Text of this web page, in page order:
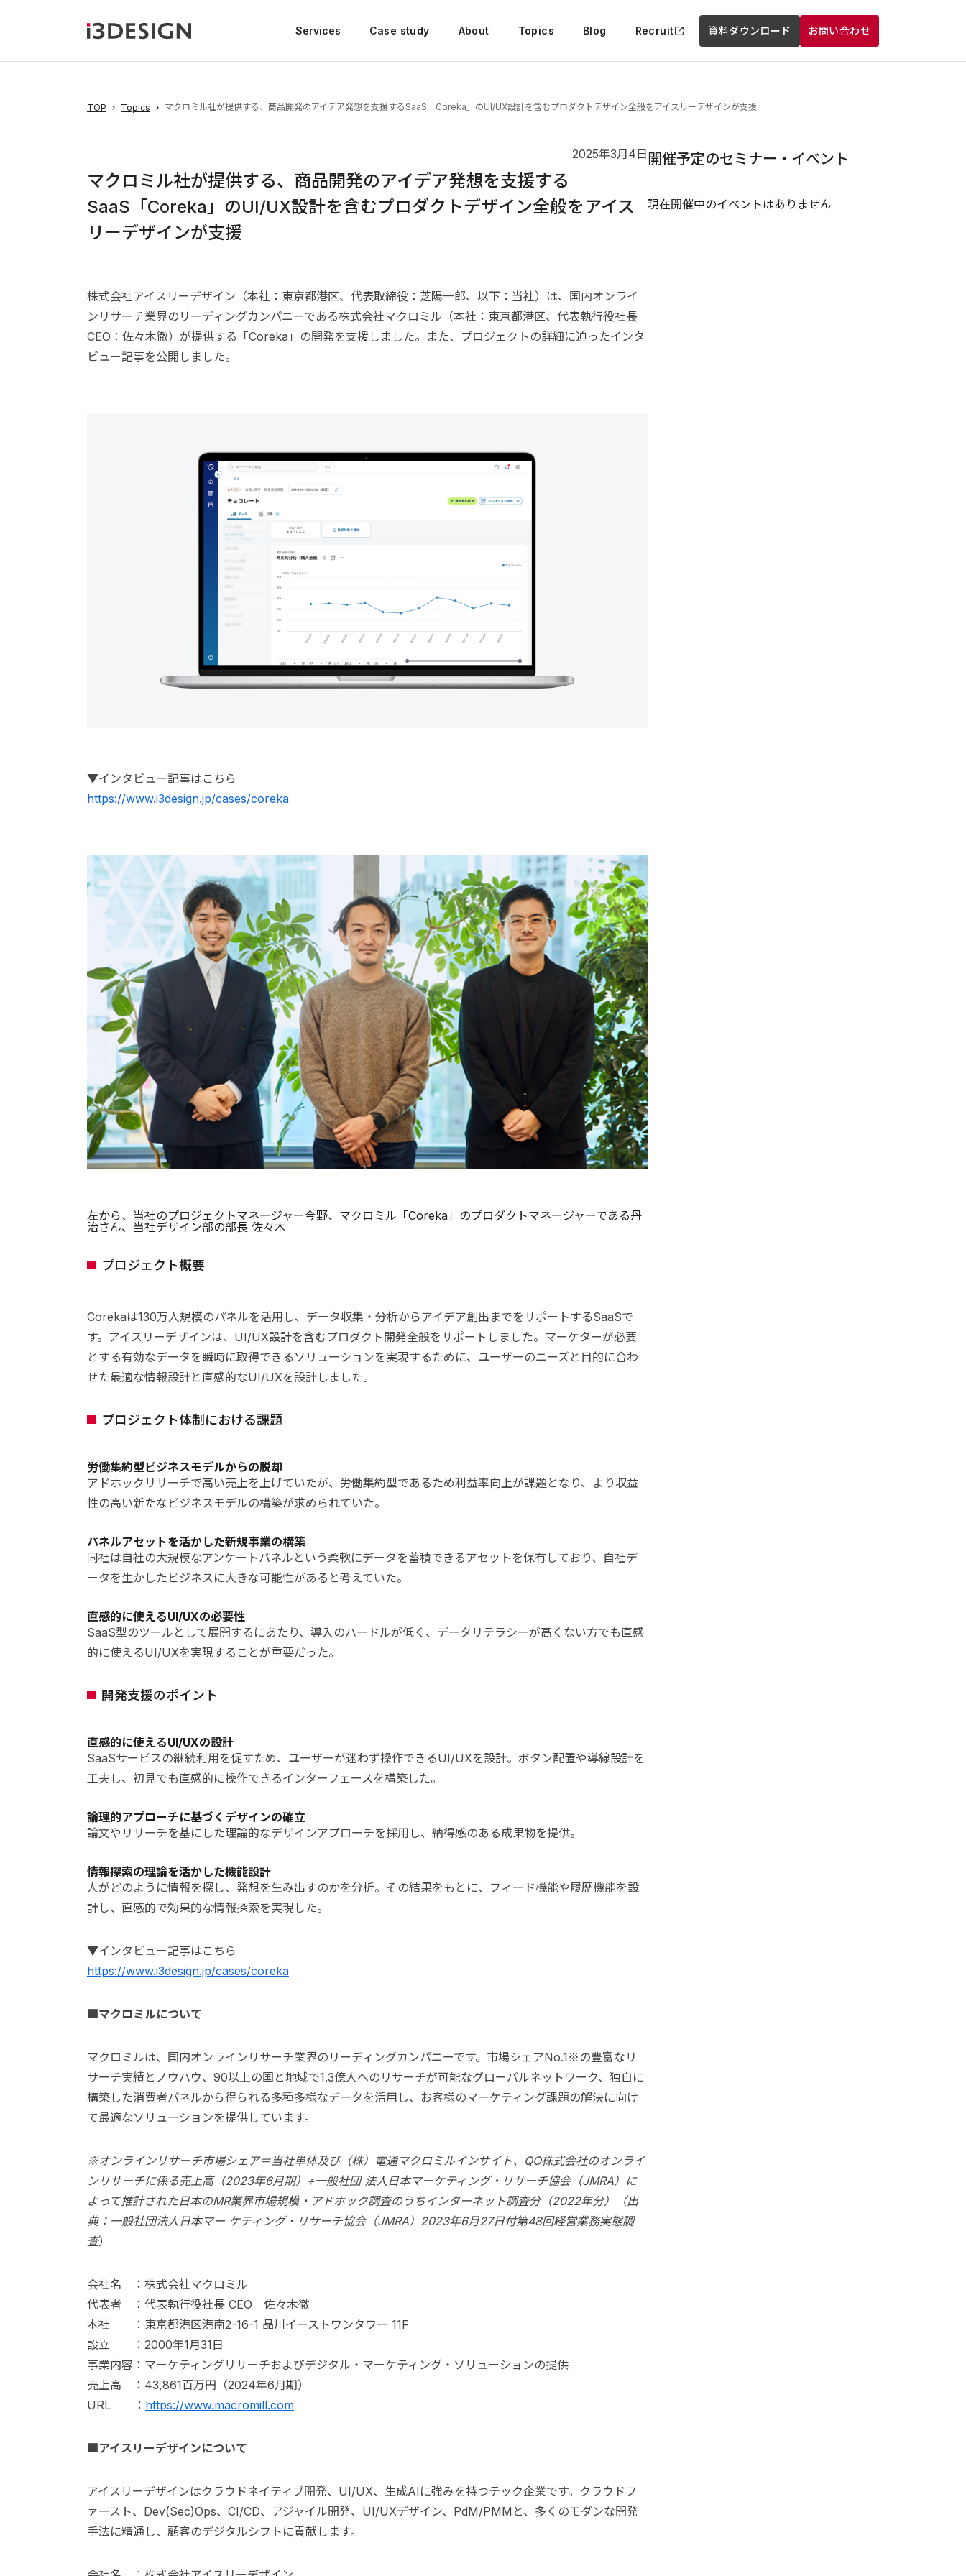
Services Case study About Topics Blog Recruit 資料ダウンロード お問い合わせ
TOP Topics マクロミル社が提供する、商品開発のアイデア発想を支援するSaaS「Coreka」のUI/UX設計を含むプロダクトデザイン全般をアイスリーデザインが支援
2025年3月4日
マクロミル社が提供する、商品開発のアイデア発想を支援する
SaaS「Coreka」のUI/UX設計を含むプロダクトデザイン全般をアイス
リーデザインが支援
株式会社アイスリーデザイン（本社：東京都港区、代表取締役：芝陽一郎、以下：当社）は、国内オンライ
ンリサーチ業界のリーディングカンパニーである株式会社マクロミル（本社：東京都港区、代表執行役社長
CEO：佐々木徹）が提供する「Coreka」の開発を支援しました。また、プロジェクトの詳細に迫ったインタ
ビュー記事を公開しました。
▼インタビュー記事はこちら
https://www.i3design.jp/cases/coreka
左から、当社のプロジェクトマネージャー今野、マクロミル「Coreka」のプロダクトマネージャーである丹
治さん、当社デザイン部の部長 佐々木
プロジェクト概要
Corekaは130万人規模のパネルを活用し、データ収集・分析からアイデア創出までをサポートするSaaSで
す。アイスリーデザインは、UI/UX設計を含むプロダクト開発全般をサポートしました。マーケターが必要
とする有効なデータを瞬時に取得できるソリューションを実現するために、ユーザーのニーズと目的に合わ
せた最適な情報設計と直感的なUI/UXを設計しました。
プロジェクト体制における課題
労働集約型ビジネスモデルからの脱却
アドホックリサーチで高い売上を上げていたが、労働集約型であるため利益率向上が課題となり、より収益
性の高い新たなビジネスモデルの構築が求められていた。
パネルアセットを活かした新規事業の構築
同社は自社の大規模なアンケートパネルという柔軟にデータを蓄積できるアセットを保有しており、自社デ
ータを生かしたビジネスに大きな可能性があると考えていた。
直感的に使えるUI/UXの必要性
SaaS型のツールとして展開するにあたり、導入のハードルが低く、データリテラシーが高くない方でも直感
的に使えるUI/UXを実現することが重要だった。
開発支援のポイント
直感的に使えるUI/UXの設計
SaaSサービスの継続利用を促すため、ユーザーが迷わず操作できるUI/UXを設計。ボタン配置や導線設計を
工夫し、初見でも直感的に操作できるインターフェースを構築した。
論理的アプローチに基づくデザインの確立
論文やリサーチを基にした理論的なデザインアプローチを採用し、納得感のある成果物を提供。
情報探索の理論を活かした機能設計
人がどのように情報を探し、発想を生み出すのかを分析。その結果をもとに、フィード機能や履歴機能を設
計し、直感的で効果的な情報探索を実現した。
▼インタビュー記事はこちら
https://www.i3design.jp/cases/coreka
■マクロミルについて
マクロミルは、国内オンラインリサーチ業界のリーディングカンパニーです。市場シェアNo.1※の豊富なリ
サーチ実績とノウハウ、90以上の国と地域で1.3億人へのリサーチが可能なグローバルネットワーク、独自に
構築した消費者パネルから得られる多種多様なデータを活用し、お客様のマーケティング課題の解決に向け
て最適なソリューションを提供しています。
※オンラインリサーチ市場シェア＝当社単体及び（株）電通マクロミルインサイト、QO株式会社のオンライ
ンリサーチに係る売上高（2023年6月期）÷一般社団 法人日本マーケティング・リサーチ協会（JMRA）に
よって推計された日本のMR業界市場規模・アドホック調査のうちインターネット調査分（2022年分）（出
典：一般社団法人日本マー ケティング・リサーチ協会（JMRA）2023年6月27日付第48回経営業務実態調
査）
会社名 ：株式会社マクロミル
代表者 ：代表執行役社長 CEO 佐々木徹
本社 ：東京都港区港南2-16-1 品川イーストワンタワー 11F
設立 ：2000年1月31日
事業内容：マーケティングリサーチおよびデジタル・マーケティング・ソリューションの提供
売上高 ：43,861百万円（2024年6月期）
URL ： https://www.macromill.com
■アイスリーデザインについて
アイスリーデザインはクラウドネイティブ開発、UI/UX、生成AIに強みを持つテック企業です。クラウドフ
ァースト、Dev(Sec)Ops、CI/CD、アジャイル開発、UI/UXデザイン、PdM/PMMと、多くのモダンな開発
手法に精通し、顧客のデジタルシフトに貢献します。
開催予定のセミナー・イベント
現在開催中のイベントはありません